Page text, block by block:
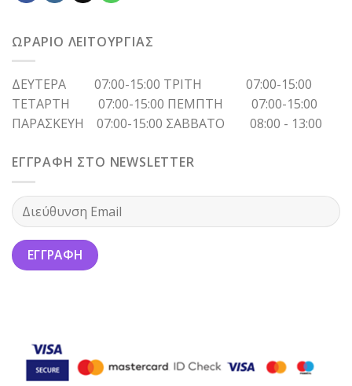
ΩΡΑΡΙΟ ΛΕΙΤΟΥΡΓΙΑΣ
ΔΕΥΤΕΡΑ 07:00-15:00 ΤΡΙΤΗ 07:00-15:00
ΤΕΤΑΡΤΗ 07:00-15:00 ΠΕΜΠΤΗ 07:00-15:00
ΠΑΡΑΣΚΕΥΗ 07:00-15:00 ΣΑΒΒΑΤΟ 08:00 - 13:00
ΕΓΓΡΑΦΗ ΣΤΟ NEWSLETTER